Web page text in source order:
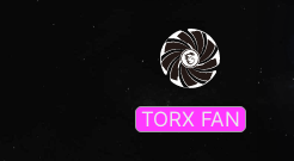
TORX FAN